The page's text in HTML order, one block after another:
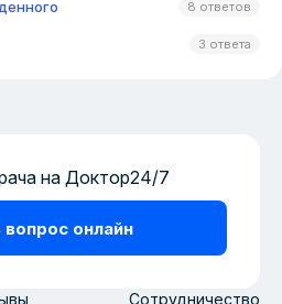
8 ответов
3 ответа
Сотрудничество
на Доктор24/7
вопрос онлайн